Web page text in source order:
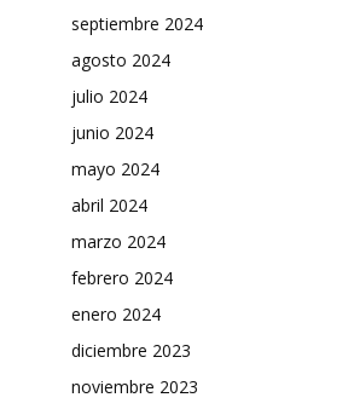
septiembre 2024
agosto 2024
julio 2024
junio 2024
mayo 2024
abril 2024
marzo 2024
febrero 2024
enero 2024
diciembre 2023
noviembre 2023